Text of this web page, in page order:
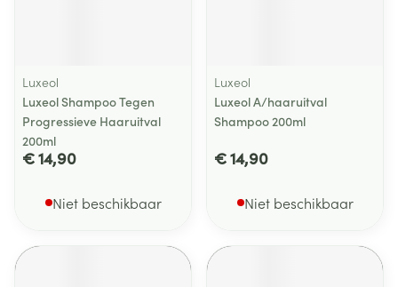
Luxeol
Luxeol Shampoo Tegen
Progressieve Haaruitval
200ml
€ 14,90
Niet beschikbaar
Luxeol
Luxeol A/haaruitval
Shampoo 200ml
€ 14,90
Niet beschikbaar